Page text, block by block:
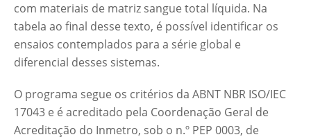
com materiais de matriz sangue total líquida. Na
tabela ao final desse texto, é possível identificar os
ensaios contemplados para a série global e
diferencial desses sistemas.
O programa segue os critérios da ABNT NBR ISO/IEC
17043 e é acreditado pela Coordenação Geral de
Acreditação do Inmetro, sob o n.º PEP 0003, de